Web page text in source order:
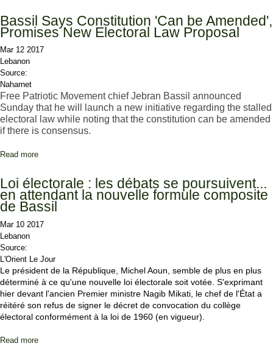
Bassil Says Constitution 'Can be Amended',
Promises New Electoral Law Proposal
Mar 12 2017
Lebanon
Source:
Naharnet
Free Patriotic Movement chief Jebran Bassil announced
Sunday that he will launch a new initiative regarding the stalled
electoral law while noting that the constitution can be amended
if there is consensus.
Read more
Loi électorale : les débats se poursuivent...
en attendant la nouvelle formule composite
de Bassil
Mar 10 2017
Lebanon
Source:
L'Orient Le Jour
Le président de la République, Michel Aoun, semble de plus en plus
déterminé à ce qu'une nouvelle loi électorale soit votée. S'exprimant
hier devant l'ancien Premier ministre Nagib Mikati, le chef de l'État a
réitéré son refus de signer le décret de convocation du collège
électoral conformément à la loi de 1960 (en vigueur).
Read more